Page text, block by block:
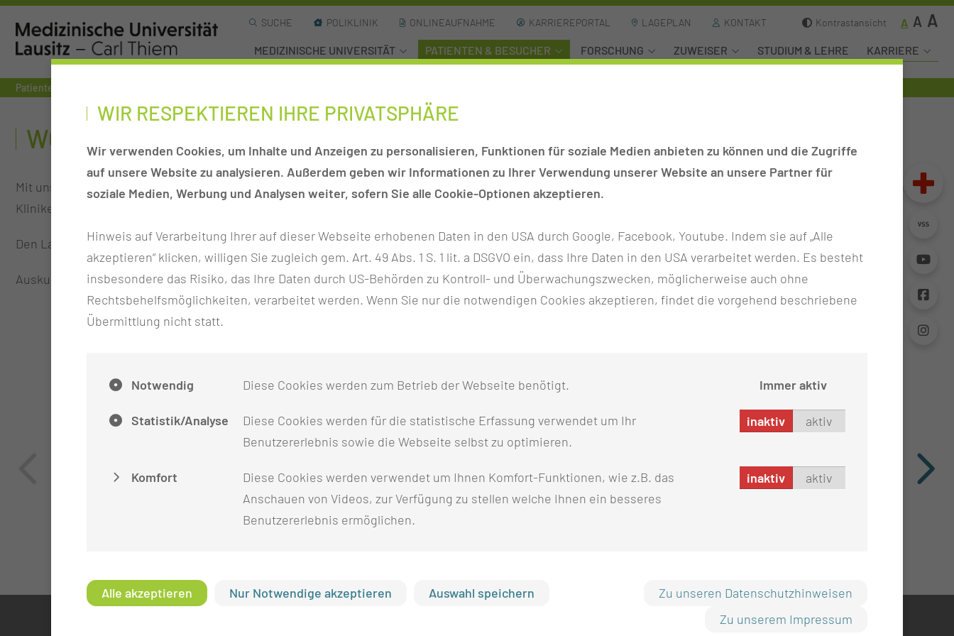
SUCHE POLIKLINIK ONLINEAUFNAHME KARRIEREPORTAL LAGEPLAN KONTAKT Kontrastansicht A A A
MEDIZINISCHE UNIVERSITÄT PATIENTEN & BESUCHER FORSCHUNG ZUWEISER STUDIUM & LEHRE KARRIERE
Patienten & Besucher
WO FINDE ICH WAS IM KLINIKUM?
Mit unserem neuen MUL-CT-Lageplan können Sie sich durch die gesamte Medizinische Universität Lausitz – Carl Thiem klicken und die Standorte von Stationen,
Kliniken und Sprechstunden erfahren.
Den Lageplan finden Sie hier→.
Auskunft erhalten Sie aber auch an unserer Information im Haus 62 (Haupteingang Leipziger Straße).
WIR RESPEKTIEREN IHRE PRIVATSPHÄRE
Wir verwenden Cookies, um Inhalte und Anzeigen zu personalisieren, Funktionen für soziale Medien anbieten zu können und die Zugriffe
auf unsere Website zu analysieren. Außerdem geben wir Informationen zu Ihrer Verwendung unserer Website an unsere Partner für
soziale Medien, Werbung und Analysen weiter, sofern Sie alle Cookie-Optionen akzeptieren.
Hinweis auf Verarbeitung Ihrer auf dieser Webseite erhobenen Daten in den USA durch Google, Facebook, Youtube. Indem sie auf „Alle
akzeptieren“ klicken, willigen Sie zugleich gem. Art. 49 Abs. 1 S. 1 lit. a DSGVO ein, dass Ihre Daten in den USA verarbeitet werden. Es besteht
insbesondere das Risiko, das Ihre Daten durch US-Behörden zu Kontroll- und Überwachungszwecken, möglicherweise auch ohne
Rechtsbehelfsmöglichkeiten, verarbeitet werden. Wenn Sie nur die notwendigen Cookies akzeptieren, findet die vorgehend beschriebene
Übermittlung nicht statt.
Notwendig Diese Cookies werden zum Betrieb der Webseite benötigt. Immer aktiv
Statistik/Analyse
Diese Cookies werden für die statistische Erfassung verwendet um Ihr
Benutzererlebnis sowie die Webseite selbst zu optimieren.
inaktiv aktiv
Komfort
Diese Cookies werden verwendet um Ihnen Komfort-Funktionen, wie z.B. das
Anschauen von Videos, zur Verfügung zu stellen welche Ihnen ein besseres
Benutzererlebnis ermöglichen.
inaktiv aktiv
Alle akzeptieren Nur Notwendige akzeptieren Auswahl speichern
Zu unseren Datenschutzhinweisen
Zu unserem Impressum